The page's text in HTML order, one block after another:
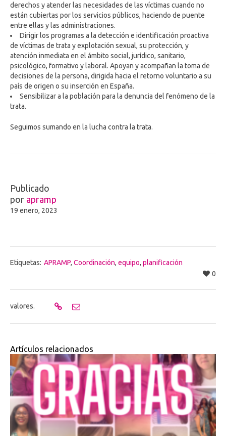
derechos y atender las necesidades de las víctimas cuando no
están cubiertas por los servicios públicos, haciendo de puente
entre ellas y las administraciones.
Dirigir los programas a la detección e identificación proactiva
de víctimas de trata y explotación sexual, su protección, y
atención inmediata en el ámbito social, jurídico, sanitario,
psicológico, formativo y laboral. Apoyan y acompañan la toma de
decisiones de la persona, dirigida hacia el retorno voluntario a su
país de origen o su inserción en España.
Sensibilizar a la población para la denuncia del fenómeno de la
trata.
Seguimos sumando en la lucha contra la trata.
Publicado
por apramp
19 enero, 2023
Etiquetas: APRAMP, Coordinación, equipo, planificación
0
valores.
Artículos relacionados